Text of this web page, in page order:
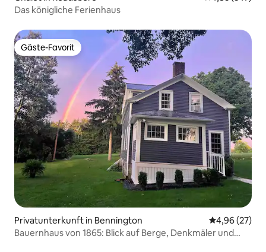
Das königliche Ferienhaus
Gäste-Favorit
Gäste-Favorit
Privatunterkunft in Bennington
4,96 (27)
Bauernhaus von 1865: Blick auf Berge, Denkmäler und